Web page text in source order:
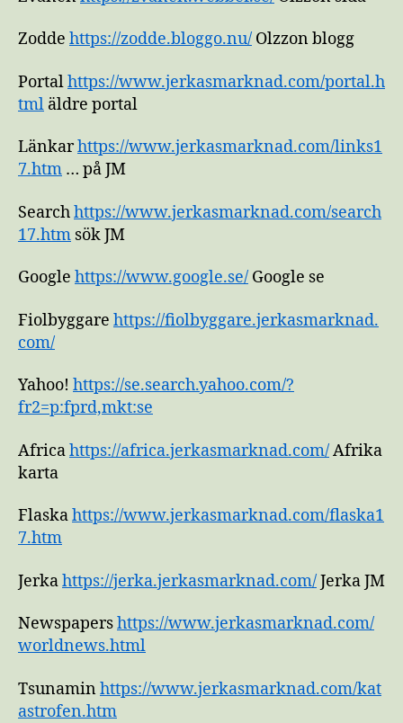
Zodde https://zodde.bloggo.nu/ Olzzon blogg
Portalhttps://www.jerkasmarknad.com/portal.h
tml äldre portal
Länkarhttps://www.jerkasmarknad.com/links1
7.htm … på JM
Searchhttps://www.jerkasmarknad.com/search
17.htm sök JM
Google https://www.google.se/ Google se
Fiolbyggare https://fiolbyggare.jerkasmarknad.
com/
Yahoo! https://se.search.yahoo.com/?
fr2=p:fprd,mkt:se
Africahttps://africa.jerkasmarknad.com/Afrika
karta
Flaskahttps://www.jerkasmarknad.com/flaska1
7.htm
Jerkahttps://jerka.jerkasmarknad.com/Jerka JM
Newspapershttps://www.jerkasmarknad.com/
worldnews.html
Tsunamin https://www.jerkasmarknad.com/kat
astrofen.htm